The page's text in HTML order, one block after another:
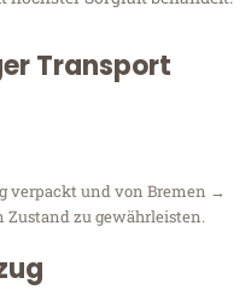
Transport
verpackt und von Bremen →
Zustand zu gewährleisten.